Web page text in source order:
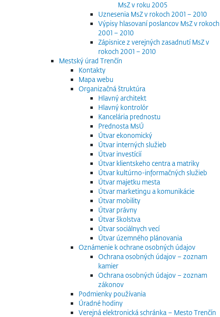
MsZ v roku 2005
Uznesenia MsZ v rokoch 2001 – 2010
Výpisy hlasovaní poslancov MsZ v rokoch
2001 – 2010
Zápisnice z verejných zasadnutí MsZ v
rokoch 2001 – 2010
Mestský úrad Trenčín
Kontakty
Mapa webu
Organizačná štruktúra
Hlavný architekt
Hlavný kontrolór
Kancelária prednostu
Prednosta MsÚ
Útvar ekonomický
Útvar interných služieb
Útvar investícií
Útvar klientskeho centra a matriky
Útvar kultúrno-informačných služieb
Útvar majetku mesta
Útvar marketingu a komunikácie
Útvar mobility
Útvar právny
Útvar školstva
Útvar sociálnych vecí
Útvar územného plánovania
Oznámenie k ochrane osobných údajov
Ochrana osobných údajov – zoznam
kamier
Ochrana osobných údajov – zoznam
zákonov
Podmienky používania
Úradné hodiny
Verejná elektronická schránka – Mesto Trenčín